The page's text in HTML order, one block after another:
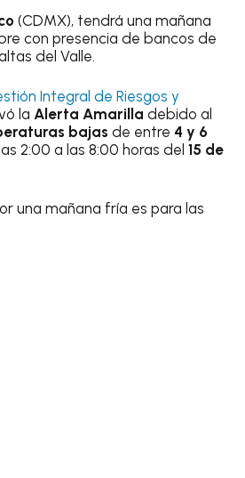
(CDMX), tendrá una mañana
con presencia de bancos de
del Valle.
Integral de Riesgos y
laAlerta Amarilla debido al
bajas de entre 4 y 6
2:00 a las 8:00 horas del15 de
una mañana fría es para las